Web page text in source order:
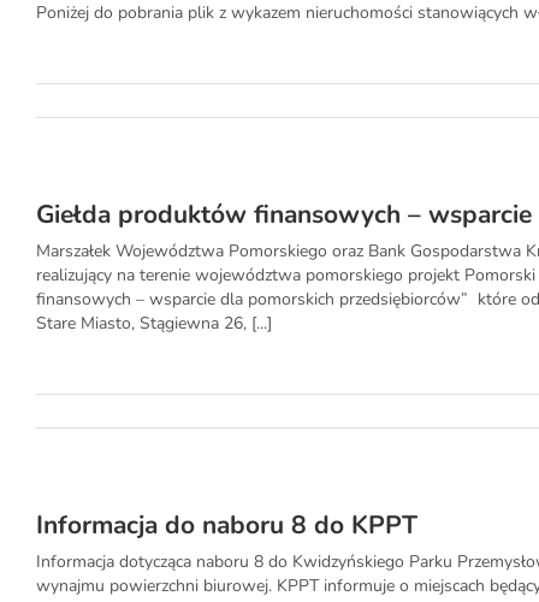
Poniżej do pobrania plik z wykazem nieruchomości stanowiących
Giełda produktów finansowych –
Marszałek Województwa Pomorskiego oraz Bank Gospodarstwa
realizujący na terenie województwa pomorskiego projekt
finansowych – wsparcie dla pomorskich przedsiębiorców” które
Stare Miasto, Stągiewna 26, [...]
Informacja do naboru 8 do KPPT
Informacja dotycząca naboru 8 do Kwidzyńskiego Parku
wynajmu powierzchni biurowej. KPPT informuje o miejscach